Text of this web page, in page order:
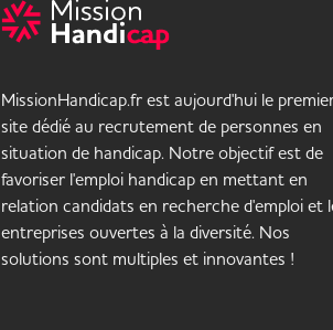
MissionHandicap.fr est aujourd'hui le
site dédié au recrutement de personnes en
situation de handicap. Notre objectif est de
favoriser l'emploi handicap en mettant en
relation candidats en recherche d'emploi et
entreprises ouvertes à la diversité. Nos
solutions sont multiples et innovantes !